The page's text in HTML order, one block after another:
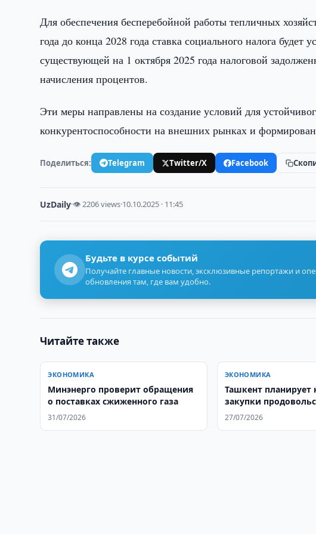
Для обеспечения бесперебойной работы тепличных
года до конца 2028 года ставка социального налога будет
существующей на 1 октября 2025 года налоговой
начисления процентов.
Эти меры направлены на создание условий для
конкурентоспособности на внешних рынках и
Поделиться: Telegram Twitter/X Facebook
UzDaily·👁 2206 views·10.10.2025 · 11:45
Будьте в курсе событий
Получайте главные новости, эксклюзивные репортажи и
обновления там, где вам удобно.
Читайте также
ЭКОНОМИКА
Минэнерго проверит обращения
о поставках сжиженного газа
31/07/2026
ЭКОНОМИКА
Ташкент планирует
закупки
Афганистана
27/07/2026